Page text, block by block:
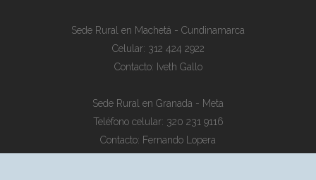
Sede Rural en Machetá - Cundinamarca
Celular: 312 424 2922
Contacto: Iveth Gallo
Sede Rural en Granada - Meta
Teléfono celular: 320 231 9116
Contacto: Fernando Lopera